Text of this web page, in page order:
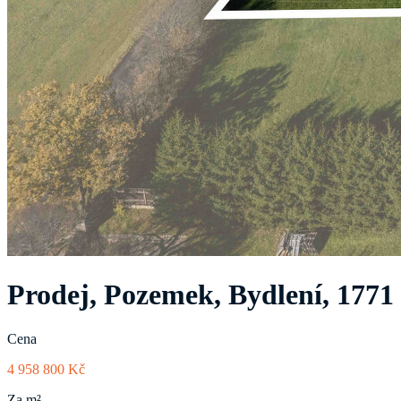
Prodej, Pozemek, Bydlení, 1771
Cena
4 958 800 Kč